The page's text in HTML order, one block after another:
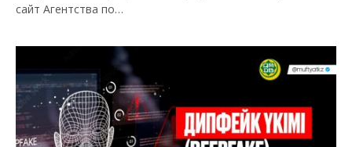
сайт Агентства по…